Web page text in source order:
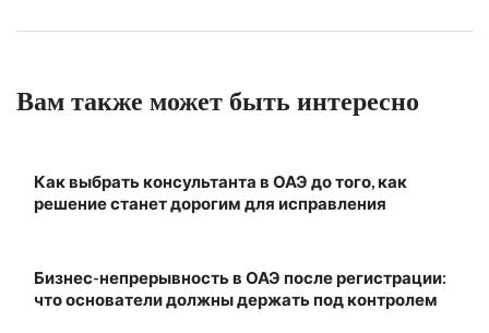
Вам также может быть интересно
Как выбрать консультанта в ОАЭ до того, как
решение станет дорогим для исправления
Бизнес-непрерывность в ОАЭ после регистрации:
что основатели должны держать под контролем